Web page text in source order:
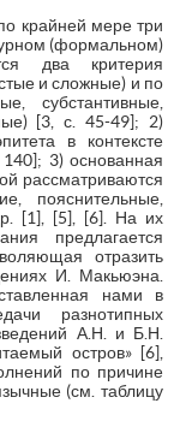
крайней мере три
(формальном)
два критерия
и сложные) и по
субстантивные,
[3, с. 45-49]; 2)
в контексте
3) основанная
рассматриваются
пояснительные,
[1], [5], [6]. На их
предлагается
отразить
И. Макьюэна.
нами в
разнотипных
А.Н. и Б.Н.
остров» [6],
по причине
(см. таблицу